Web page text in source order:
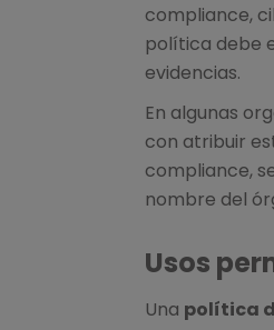
compliance,
política debe
evidencias.
En algunas
con atribuir
compliance,
nombre del
Usos
Una política